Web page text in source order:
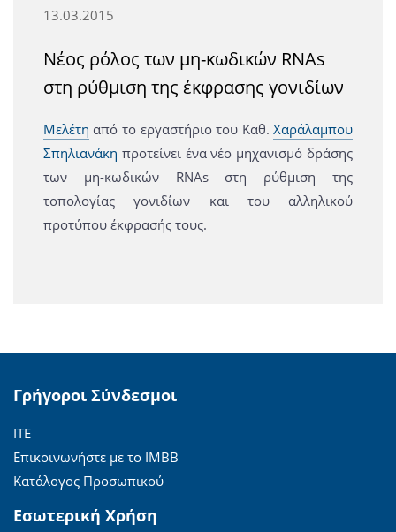
13.03.2015
Νέος ρόλος των μη-κωδικών RNAs
στη ρύθμιση της έκφρασης γονιδίων
Μελέτη από το εργαστήριο του Καθ.Χαράλαμπου
Σπηλιανάκη προτείνει ένα νέο μηχανισμό δράσης
των μη-κωδικών RNAs στη ρύθμιση της
τοπολογίας γονιδίων και του αλληλικού
προτύπου έκφρασής τους.
Γρήγοροι Σύνδεσμοι
ΙΤΕ
Επικοινωνήστε με το ΙΜΒΒ
Κατάλογος Προσωπικού
Εσωτερική Χρήση